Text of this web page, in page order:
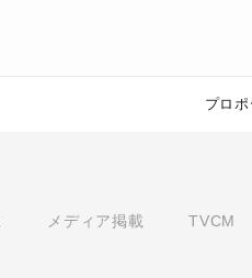
プロ
メディア掲載 TVCM